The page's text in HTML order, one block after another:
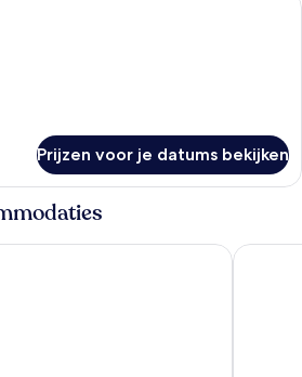
Prijzen voor je datums bekijken
Prinsen Van